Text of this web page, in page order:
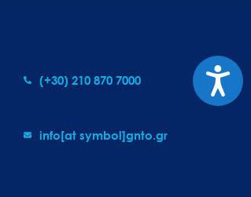
(+30) 210 870 7000
info[at symbol]gnto.gr